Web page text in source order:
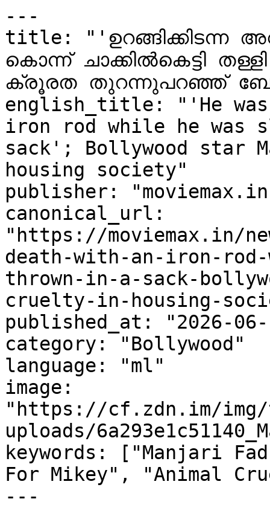
---
title: "'ഉറങ്ങിക്കിടന്ന
കൊന്ന് ചാക്കിൽകെട്ടി
ക്രൂരത തുറന്നുപറഞ്ഞ്
english_title: "'He
iron rod while he was
sack'; Bollywood star
housing society"
publisher:
canonical_url:
"https://moviemax.in/
death-with-an-iron-
thrown-in-a-sack-
cruelty-in-housing-
published_at: "2026-06-
category: "Bollywood"
language: "ml"
image:
"https://cf.zdn.im/img/
uploads/
keywords: ["Manjari
For Mikey", "Animal
---